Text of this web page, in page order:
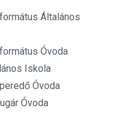
Általános
Óvoda
Iskola
Óvoda
Óvoda